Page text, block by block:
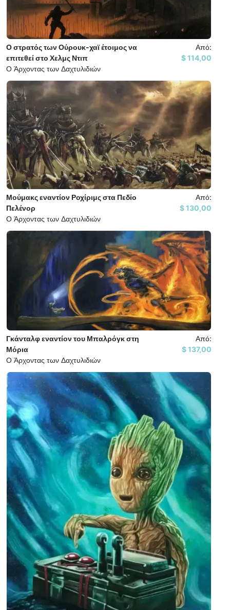
Ο στρατός των Ούρουκ-χαϊ έτοιμος να
επιτεθεί στο Χελμς Ντιπ
Ο Άρχοντας των Δαχτυλιδιών
Από:
114,00 $
Μούμακς εναντίον Ροχίριμς στα Πεδίο
Πελένορ
Ο Άρχοντας των Δαχτυλιδιών
Από:
130,00 $
Γκάνταλφ εναντίον του Μπαλρόγκ στη
Μόρια
Ο Άρχοντας των Δαχτυλιδιών
Από:
137,00 $